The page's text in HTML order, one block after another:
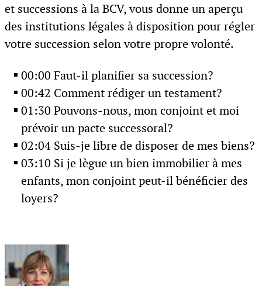
et successions à la BCV, vous donne un aperçu
des institutions légales à disposition pour régler
votre succession selon votre propre volonté.
00:00 Faut-il planifier sa succession?
00:42 Comment rédiger un testament?
01:30 Pouvons-nous, mon conjoint et moi
prévoir un pacte successoral?
02:04 Suis-je libre de disposer de mes biens?
03:10 Si je lègue un bien immobilier à mes
enfants, mon conjoint peut-il bénéficier des
loyers?